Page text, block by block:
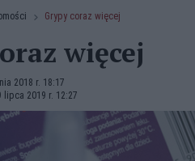
Grypy coraz więcej
więcej
2018 r. 18:17
lipca 2019 r. 12:27